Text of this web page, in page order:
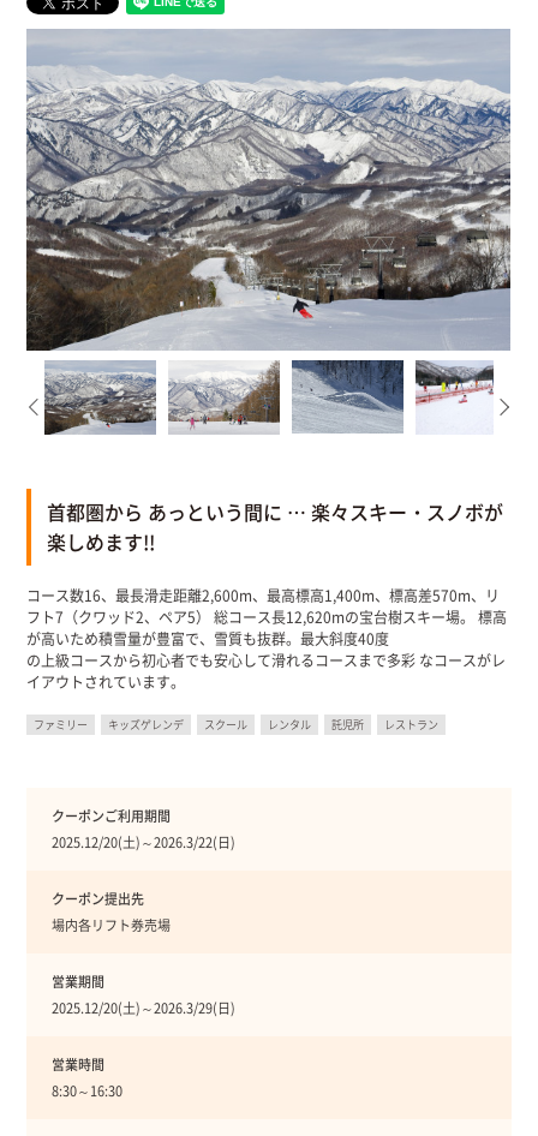
首都圏から あっという間に … 楽々スキー・スノボが
楽しめます!!
コース数16、最長滑走距離2,600m、最高標高1,400m、標高差570m、リ
フト7（クワッド2、ペア5） 総コース長12,620mの宝台樹スキー場。 標高
が高いため積雪量が豊富で、雪質も抜群。最大斜度40度
の上級コースから初心者でも安心して滑れるコースまで多彩 なコースがレ
イアウトされています。
ファミリー キッズゲレンデ スクール レンタル 託児所 レストラン
クーポンご利用期間
2025.12/20(土)～2026.3/22(日)
クーポン提出先
場内各リフト券売場
営業期間
2025.12/20(土)～2026.3/29(日)
営業時間
8:30～16:30